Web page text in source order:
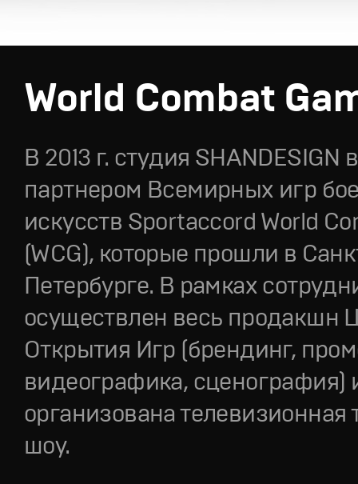
World Combat
В 2013 г. студия SHANDESIGN
партнером Всемирных игр
искусств Sportaccord World
(WCG), которые прошли в
Петербурге. В рамках
осуществлен весь продакшн
Открытия Игр (брендинг,
видеoграфика, сценография)
организована телевизионная
шоу.